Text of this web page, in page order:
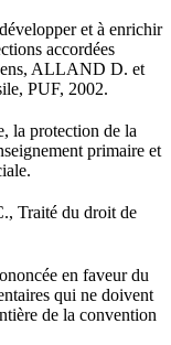
et à enrichir
accordées
ALLAND D. et
PUF, 2002.
la protection de la
primaire et
Traité du droit de
en faveur du
qui ne doivent
de la convention